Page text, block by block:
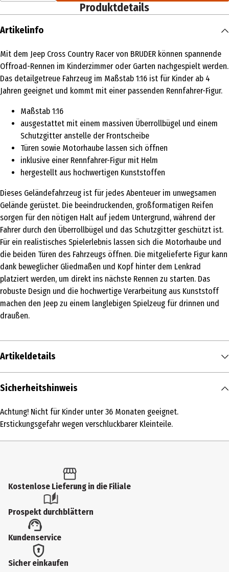
Produktdetails
Artikelinfo
Mit dem Jeep Cross Country Racer von BRUDER können spannende
Offroad-Rennen im Kinderzimmer oder Garten nachgespielt werden.
Das detailgetreue Fahrzeug im Maßstab 1:16 ist für Kinder ab 4
Jahren geeignet und kommt mit einer passenden Rennfahrer-Figur.
Maßstab 1:16
ausgestattet mit einem massiven Überrollbügel und einem
Schutzgitter anstelle der Frontscheibe
Türen sowie Motorhaube lassen sich öffnen
inklusive einer Rennfahrer-Figur mit Helm
hergestellt aus hochwertigen Kunststoffen
Dieses Geländefahrzeug ist für jedes Abenteuer im unwegsamen
Gelände gerüstet. Die beeindruckenden, großformatigen Reifen
sorgen für den nötigen Halt auf jedem Untergrund, während der
Fahrer durch den Überrollbügel und das Schutzgitter geschützt ist.
Für ein realistisches Spielerlebnis lassen sich die Motorhaube und
die beiden Türen des Fahrzeugs öffnen. Die mitgelieferte Figur kann
dank beweglicher Gliedmaßen und Kopf hinter dem Lenkrad
platziert werden, um direkt ins nächste Rennen zu starten. Das
robuste Design und die hochwertige Verarbeitung aus Kunststoff
machen den Jeep zu einem langlebigen Spielzeug für drinnen und
draußen.
Artikeldetails
Inhalt
Produkttyp
Altersempfehlung ab
Altersempfehlung bis
8 Jahre
Artikelnummer des Herstellers
Sicherheitshinweis
Achtung! Nicht für Kinder unter 36 Monaten geeignet.
Erstickungsgefahr wegen verschluckbarer Kleinteile.
Kostenlose Lieferung in die Filiale
Prospekt durchblättern
Kundenservice
Sicher einkaufen